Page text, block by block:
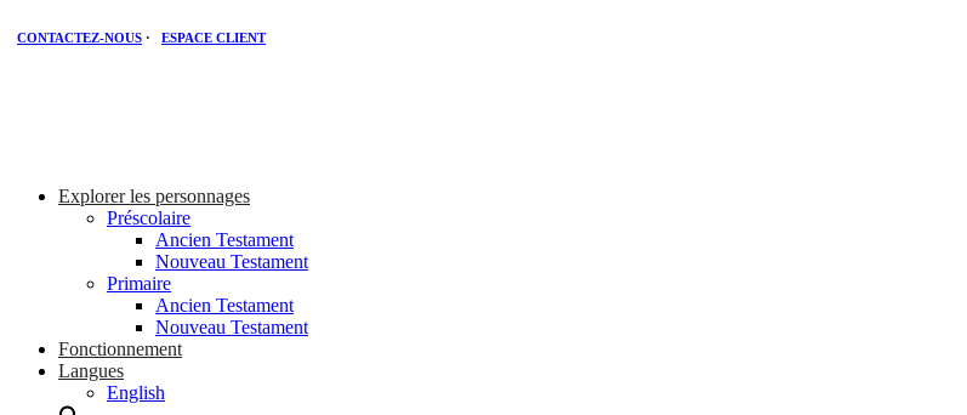
CONTACTEZ-NOUS · ESPACE CLIENT
Explorer les personnages
Préscolaire
Ancien Testament
Nouveau Testament
Primaire
Ancien Testament
Nouveau Testament
Fonctionnement
Langues
English